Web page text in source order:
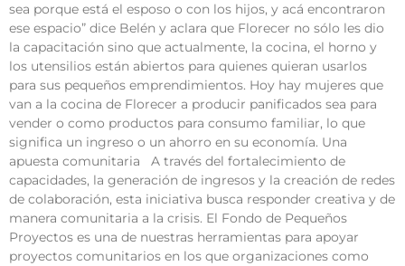
sea porque está el esposo o con los hijos, y acá encontraron
ese espacio” dice Belén y aclara que Florecer no sólo les dio
la capacitación sino que actualmente, la cocina, el horno y
los utensilios están abiertos para quienes quieran usarlos
para sus pequeños emprendimientos. Hoy hay mujeres que
van a la cocina de Florecer a producir panificados sea para
vender o como productos para consumo familiar, lo que
significa un ingreso o un ahorro en su economía. Una
apuesta comunitaria A través del fortalecimiento de
capacidades, la generación de ingresos y la creación de redes
de colaboración, esta iniciativa busca responder creativa y de
manera comunitaria a la crisis. El Fondo de Pequeños
Proyectos es una de nuestras herramientas para apoyar
proyectos comunitarios en los que organizaciones como